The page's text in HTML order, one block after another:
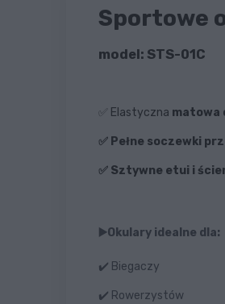
Sportowe
model: STS-01C
✅ Elastyczna matowa
✅ Pełne soczewki
✅ Sztywne etui i
▶️Okulary idealne dla:
✔️ Biegaczy
✔️ Rowerzystów